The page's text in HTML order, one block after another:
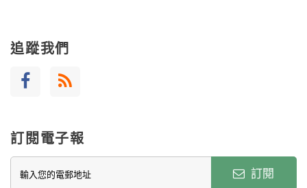
追蹤我們
訂閱電子報
訂閱